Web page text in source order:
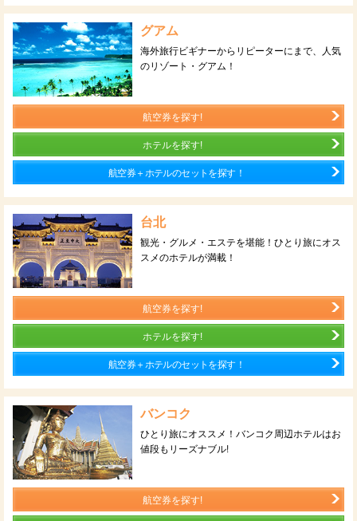
グアム
海外旅行ビギナーからリピーターにまで、人気
のリゾート・グアム！
航空券を探す!
ホテルを探す!
航空券＋ホテルのセットを探す！
台北
観光・グルメ・エステを堪能！ひとり旅にオス
スメのホテルが満載！
航空券を探す!
ホテルを探す!
航空券＋ホテルのセットを探す！
バンコク
ひとり旅にオススメ！バンコク周辺ホテルはお
値段もリーズナブル!
航空券を探す!